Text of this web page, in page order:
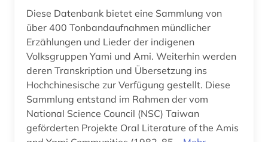
berber (1)
bergen (norwegen) (1)
berufe (1)
bezeichnung (1)
bibliografie (20)
Moldawien (2)
Montenegro (3)
Niederlande (3)
Niedersachsen (1)
Nordamerika (6)
Nordrhein-Westfalen (1)
Diese Datenbank bietet eine Sammlung von
über 400 Tonbandaufnahmen mündlicher
Erzählungen und Lieder der indigenen
Volksgruppen Yami und Ami. Weiterhin werden
deren Transkription und Übersetzung ins
Hochchinesische zur Verfügung gestellt. Diese
Sammlung entstand im Rahmen der vom
National Science Council (NSC) Taiwan
geförderten Projekte Oral Literature of the Amis